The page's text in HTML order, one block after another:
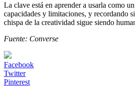
La clave está en aprender a usarla como
capacidades y limitaciones, y recordando
chispa de la creatividad sigue siendo
Fuente: Converse
Facebook
Twitter
Pinterest